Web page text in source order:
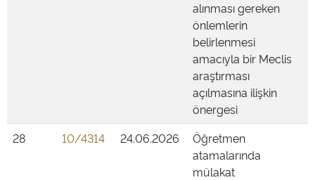
alınması gereken
önlemlerin
belirlenmesi
amacıyla bir Meclis
araştırması
açılmasına ilişkin
önergesi
28
10/4314 24.06.2026
Öğretmen
atamalarında
mülakat